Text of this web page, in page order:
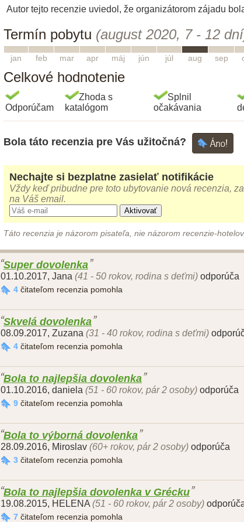
Autor tejto recenzie uviedol, že organizátorom zájadu
Termín pobytu (august 2020, 7 - 12
jan feb mar apr máj jún júl aug sep
Celkové hodnotenie
Odporúčam
Zhoda s
katalógom
Splnil
očakávania
Bola táto recenzia pre Vás užitočná?
Nechajte si bezplatne zasielať notifikácie
Vždy keď pribudne pre toto ubytovanie nová recenzia,
na Váš email.
Aktivovať
Táto recenzia je názorom pisateľa, nie názorom recenzie-
Super dovolenka
01.10.2017, Jana (41 - 50 rokov, rodina s deťmi) odporúča
4 čitateľom recenzia pomohla
Skvelá dovolenka
08.09.2017, Zuzana (31 - 40 rokov, rodina s deťmi)
4 čitateľom recenzia pomohla
Bola to najlepšia dovolenka
01.10.2016, daniela (51 - 60 rokov, pár 2 osoby) odporúča
9 čitateľom recenzia pomohla
Bola to výborná dovolenka
28.09.2016, Miroslav (60+ rokov, pár 2 osoby) odporúča
3 čitateľom recenzia pomohla
Bola to najlepšia dovolenka v Grécku
19.08.2015, HELENA (51 - 60 rokov, pár 2 osoby)
7 čitateľom recenzia pomohla